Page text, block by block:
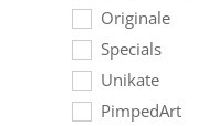
Originale
Specials
Unikate
PimpedArt